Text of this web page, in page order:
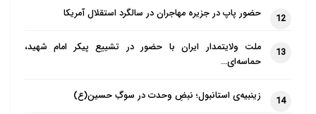
12 حضور پاپ در جزیره مهاجران در سالگرد استقلال آمریکا
13
ملت ولایتمدار ایران با حضور در تشییع پیکر امام شهید،
حماسه‌ای…
14 زینبیه‌ی استانبول؛ نبضِ وحدت در سوگِ حسین(ع)